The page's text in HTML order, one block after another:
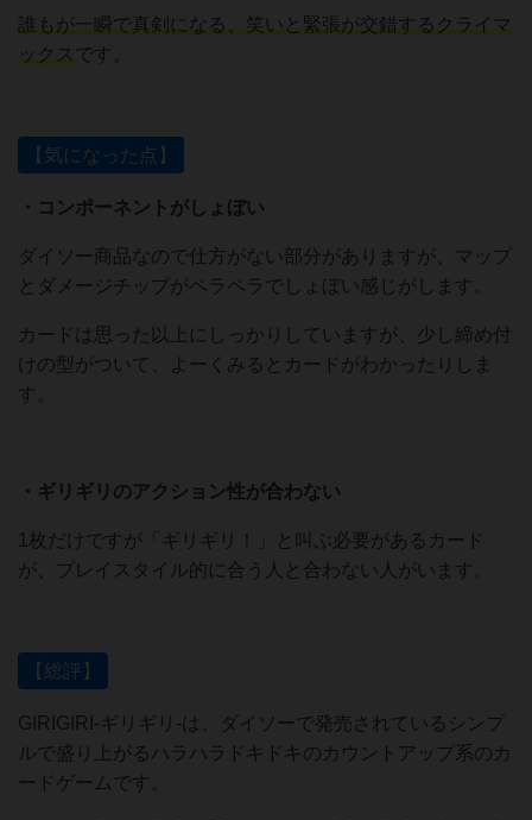
誰もが一瞬で真剣になる、笑いと緊張が交錯するクライマ
ックス です。
【気になった点】
・コンポーネントがしょぼい
ダイソー商品なので仕方がない部分がありますが、マップ
とダメージチップがペラペラでしょぼい感じがします。
カードは思った以上にしっかりしていますが、少し締め付
けの型がついて、よーくみるとカードがわかったりしま
す。
・ギリギリのアクション性が合わない
1枚だけですが「ギリギリ！」と叫ぶ必要があるカード
が、プレイスタイル的に合う人と合わない人がいます。
【総評】
GIRIGIRI-ギリギリ-は、ダイソーで発売されているシンプ
ルで盛り上がるハラハラドキドキのカウントアップ系のカ
ードゲームです。